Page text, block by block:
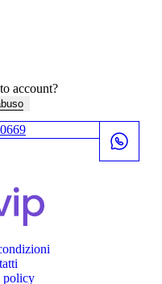
Alcuni contenuti non si
svelano a chiunque.
Richiedi accesso
Accesso riservato
Alcuni contenuti non si
account?
policy